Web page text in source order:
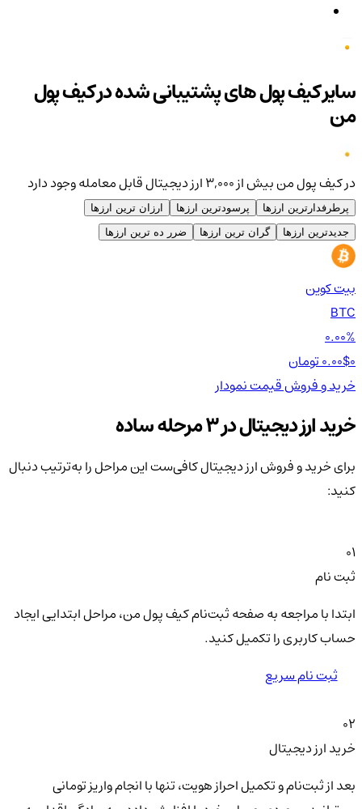
سایر کیف پول های پشتیبانی شده در کیف پول
من
در کیف پول من بیش از ۳,۰۰۰ ارز دیجیتال قابل معامله وجود دارد
پرطرفدارترین ارزها پرسودترین ارزها
ارزان ترین ارزها
جدیدترین ارزها
گران ترین ارزها ضرر ده ترین ارزها
بیت کوین
BTC
0.00%
0.00$
خرید و فروشقیمتنمودار
خرید ارز دیجیتال در 3 مرحله ساده
برای خرید و فروش ارز دیجیتال کافی‌ست این مراحل را به‌ترتیب دنبال
کنید:
01
ثبت نام
ابتدا با مراجعه به صفحه ثبت‌نام کیف‌ پول من، مراحل ابتدایی ایجاد
حساب کاربری را تکمیل کنید.
ثبت نام سریع
02
خرید ارز دیجیتال
بعد از ثبت‌نام و تکمیل احراز هویت، تنها با انجام واریز تومانی